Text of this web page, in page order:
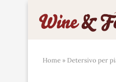
Home » Detersivo per